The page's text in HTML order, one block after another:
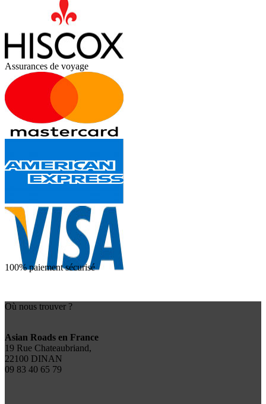
Assurances de voyage
100% paiement sécurisé
Où nous trouver ?
Asian Roads en France
19 Rue Chateaubriand,
22100 DINAN
09 83 40 65 79